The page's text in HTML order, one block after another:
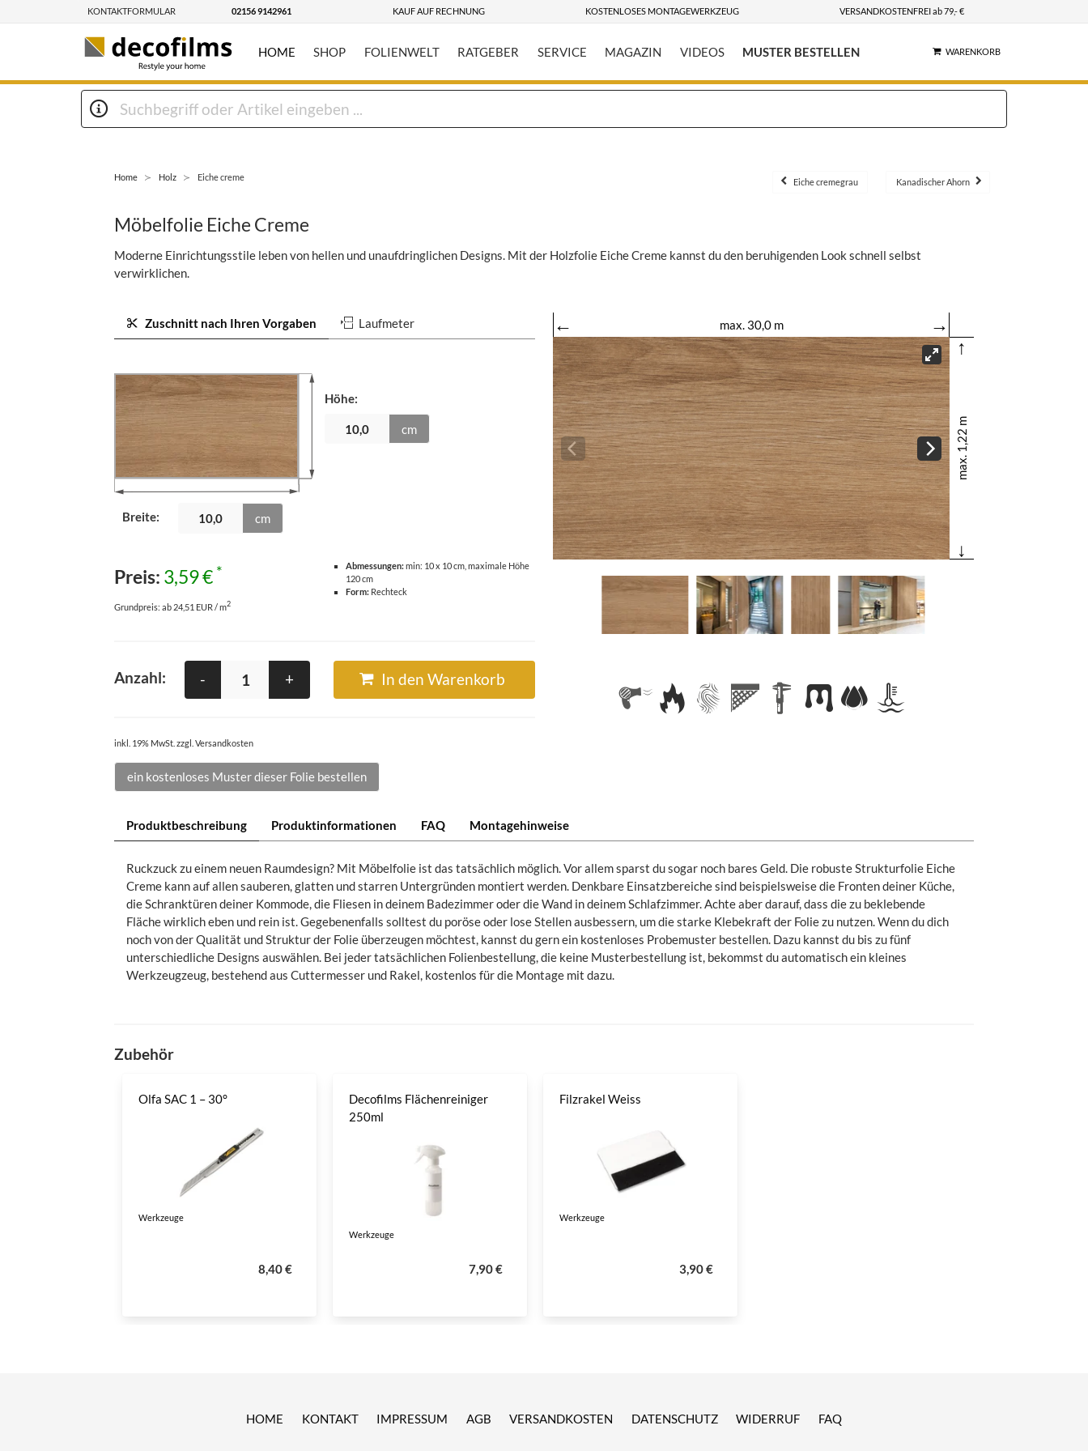
KONTAKTFORMULAR 02156 9142961 KAUF AUF RECHNUNG KOSTENLOSES MONTAGEWERKZEUG VERSANDKOSTENFREI ab 79,- €
HOME SHOP FOLIENWELT RATGEBER SERVICE MAGAZIN VIDEOS MUSTER BESTELLEN WARENKORB
Home Holz Eiche creme Eiche cremegrau Kanadischer Ahorn
Möbelfolie Eiche Creme
Moderne Einrichtungsstile leben von hellen und unaufdringlichen Designs. Mit der Holzfolie Eiche Creme kannst du den beruhigenden Look schnell selbst
verwirklichen.
Zuschnitt nach Ihren Vorgaben Laufmeter
Breite: cm
Höhe:
cm
Preis: 3,59 € *
Grundpreis: ab 24,51 EUR / m2
Abmessungen:min: 10 x 10 cm, maximale Höhe
120 cm
Form: Rechteck
Anzahl: - + In den Warenkorb
inkl. 19% MwSt. zzgl. Versandkosten
ein kostenloses Muster dieser Folie bestellen
← max. 30,0 m
→
↑
max. 1,22 m
↓
Produktbeschreibung Produktinformationen FAQ Montagehinweise
Ruckzuck zu einem neuen Raumdesign? Mit Möbelfolie ist das tatsächlich möglich. Vor allem sparst du sogar noch bares Geld. Die robuste Strukturfolie Eiche
Creme kann auf allen sauberen, glatten und starren Untergründen montiert werden. Denkbare Einsatzbereiche sind beispielsweise die Fronten deiner Küche,
die Schranktüren deiner Kommode, die Fliesen in deinem Badezimmer oder die Wand in deinem Schlafzimmer. Achte aber darauf, dass die zu beklebende
Fläche wirklich eben und rein ist. Gegebenenfalls solltest du poröse oder lose Stellen ausbessern, um die starke Klebekraft der Folie zu nutzen. Wenn du dich
noch von der Qualität und Struktur der Folie überzeugen möchtest, kannst du gern ein kostenloses Probemuster bestellen. Dazu kannst du bis zu fünf
unterschiedliche Designs auswählen. Bei jeder tatsächlichen Folienbestellung, die keine Musterbestellung ist, bekommst du automatisch ein kleines
Werkzeugzeug, bestehend aus Cuttermesser und Rakel, kostenlos für die Montage mit dazu.
Zubehör
Olfa SAC 1 – 30°
Werkzeuge
8,40 €
Decofilms Flächenreiniger
250ml
Werkzeuge
7,90 €
Filzrakel Weiss
Werkzeuge
3,90 €
HOME KONTAKT IMPRESSUM AGB VERSANDKOSTEN DATENSCHUTZ WIDERRUF FAQ